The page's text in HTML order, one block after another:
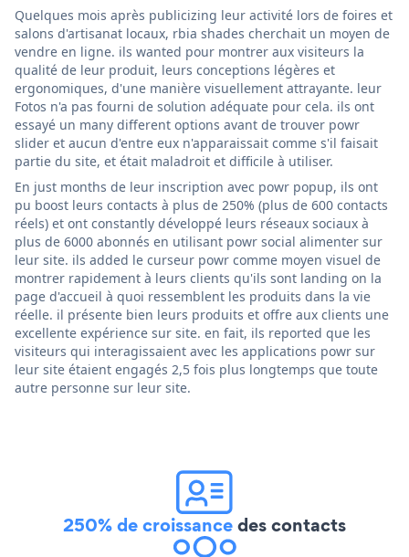
Quelques mois après publicizing leur activité lors de foires et
salons d'artisanat locaux, rbia shades cherchait un moyen de
vendre en ligne. ils wanted pour montrer aux visiteurs la
qualité de leur produit, leurs conceptions légères et
ergonomiques, d'une manière visuellement attrayante. leur
Fotos n'a pas fourni de solution adéquate pour cela. ils ont
essayé un many different options avant de trouver powr
slider et aucun d'entre eux n'apparaissait comme s'il faisait
partie du site, et était maladroit et difficile à utiliser.
En just months de leur inscription avec powr popup, ils ont
pu boost leurs contacts à plus de 250% (plus de 600 contacts
réels) et ont constantly développé leurs réseaux sociaux à
plus de 6000 abonnés en utilisant powr social alimenter sur
leur site. ils added le curseur powr comme moyen visuel de
montrer rapidement à leurs clients qu'ils sont landing on la
page d'accueil à quoi ressemblent les produits dans la vie
réelle. il présente bien leurs produits et offre aux clients une
excellente expérience sur site. en fait, ils reported que les
visiteurs qui interagissaient avec les applications powr sur
leur site étaient engagés 2,5 fois plus longtemps que toute
autre personne sur leur site.
250% de croissancedes contacts